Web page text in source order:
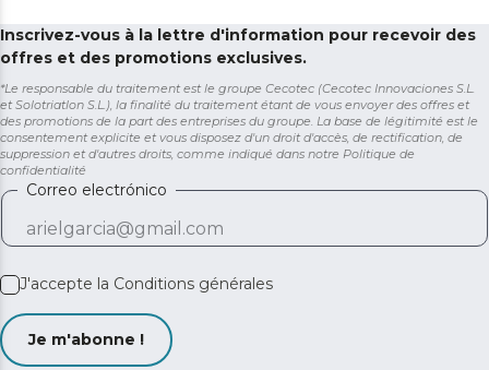
Inscrivez-vous à la lettre d'information pour recevoir des
offres et des promotions exclusives.
*Le responsable du traitement est le groupe Cecotec (Cecotec Innovaciones S.L.
et Solotriatlon S.L.), la finalité du traitement étant de vous envoyer des offres et
des promotions de la part des entreprises du groupe. La base de légitimité est le
consentement explicite et vous disposez d'un droit d'accès, de rectification, de
suppression et d'autres droits, comme indiqué dans notre Politique de
confidentialité
Correo electrónico
J'accepte la Conditions générales
Je m'abonne !